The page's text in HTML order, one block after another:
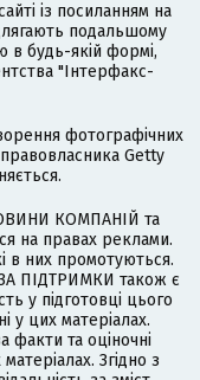
із посиланням на
подальшому
будь-якій формі,
"Інтерфакс-
фотографічних
правовласника Getty
КОМПАНІЙ та
на правах реклами.
в них промотуються.
ПІДТРИМКИ також є
у підготовці цього
у цих матеріалах.
факти та оціночні
Згідно з